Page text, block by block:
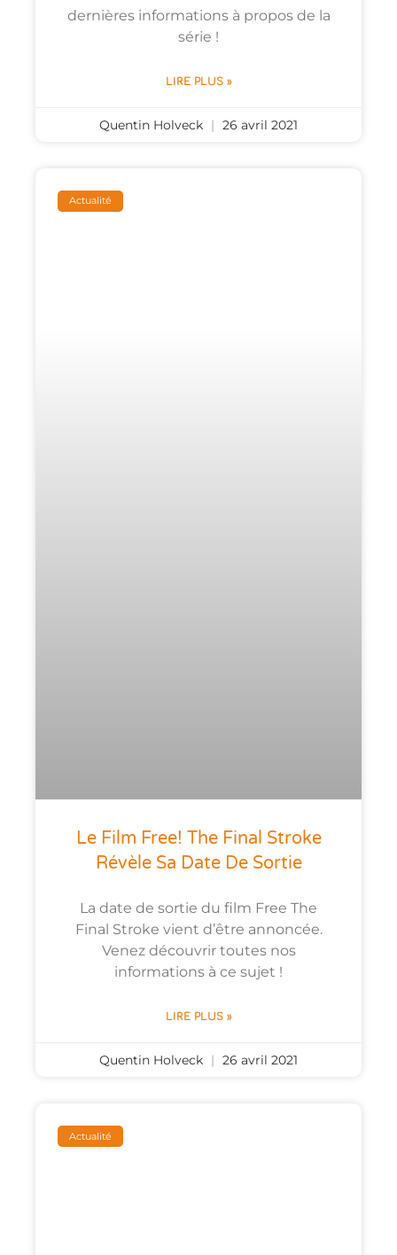
dernières informations à propos de la
série !
LIRE PLUS »
Quentin Holveck 26 avril 2021
Actualité
Le Film Free! The Final Stroke
Révèle Sa Date De Sortie
La date de sortie du film Free The
Final Stroke vient d’être annoncée.
Venez découvrir toutes nos
informations à ce sujet !
LIRE PLUS »
Quentin Holveck 26 avril 2021
Actualité